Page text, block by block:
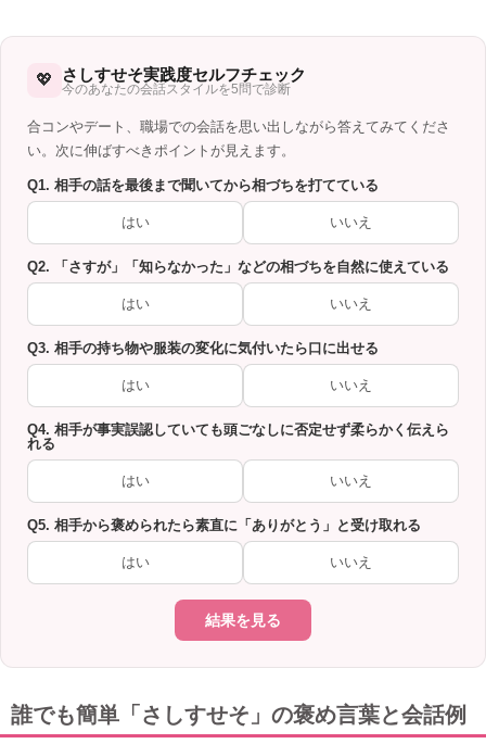
💖 さしすせそ実践度セルフチェック
今のあなたの会話スタイルを5問で診断
合コンやデート、職場での会話を思い出しながら答えてみてくださ
い。次に伸ばすべきポイントが見えます。
Q1. 相手の話を最後まで聞いてから相づちを打てている
はい いいえ
Q2. 「さすが」「知らなかった」などの相づちを自然に使えている
はい いいえ
Q3. 相手の持ち物や服装の変化に気付いたら口に出せる
はい いいえ
Q4. 相手が事実誤認していても頭ごなしに否定せず柔らかく伝えら
れる
はい いいえ
Q5. 相手から褒められたら素直に「ありがとう」と受け取れる
はい いいえ
結果を見る
誰でも簡単「さしすせそ」の褒め言葉と会話例